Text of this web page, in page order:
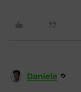
Daniele